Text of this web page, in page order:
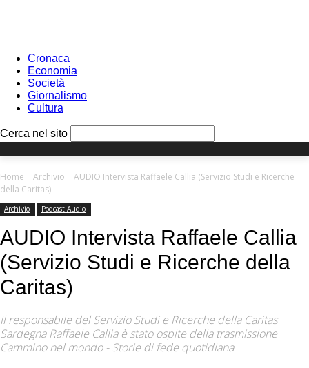
Cronaca
Economia
Società
Giornalismo
Cultura
your password
Recover your password
your email
Cerca nel sito
Home Archivio
AUDIO Intervista Raffaele Callia (Servizio Studi e Ricerche
della Caritas)
Archivio Podcast Audio
AUDIO Intervista Raffaele Callia
(Servizio Studi e Ricerche della
Caritas)
Il responsabile del Servizio Studi e Ricerche della Caritas
Sardegna Raffaele Callia è stato ospite della trasmissione
Cammino nel mondo - Storie di fede quotidiana